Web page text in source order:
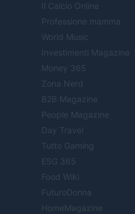
Il Calcio Online
Professione mamma
World Music
Investimenti Magazine
Money 365
Zona Nerd
B2B Magazine
People Magazine
Day Travel
Tutto Gaming
ESG 365
Food Wiki
FuturoDonna
HomeMagazine